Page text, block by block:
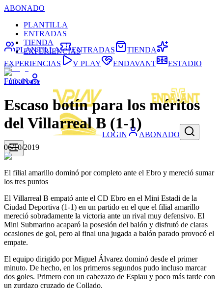
ABONADO
PLANTILLA
ENTRADAS
TIENDA
EXPERIENCIAS
LOGIN
LOGIN ABONADO
PLANTILLA ENTRADAS
TIENDA
EXPERIENCIAS
V PLAY ENDAVANT ESTADIO
Fútbol base
Escaso botín para los méritos
del Villarreal B (1-1)
06/10/2019
El filial amarillo dominó por completo ante el Ebro y mereció sumar
los tres puntos
El Villarreal B empató ante el CD Ebro en el Mini Estadi de la
Ciudad Deportiva (1-1) en un partido en el que el filial amarillo
mereció sobradamente la victoria ante un rival muy defensivo. El
Mini Submarino acaparó la posesión del balón y disfrutó de claras
ocasiones de gol, pero al final una jugada a balón parado provocó el
empate.
El equipo dirigido por Miguel Álvarez dominó desde el primer
minuto. De hecho, en los primeros segundos pudo incluso marcar
dos goles. Primero con un cabezazo de Espiau y poco más tarde con
un zurdazo cruzado de Collado.